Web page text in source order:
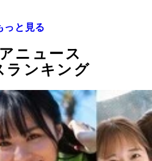
っと見る
ニュース
ランキング